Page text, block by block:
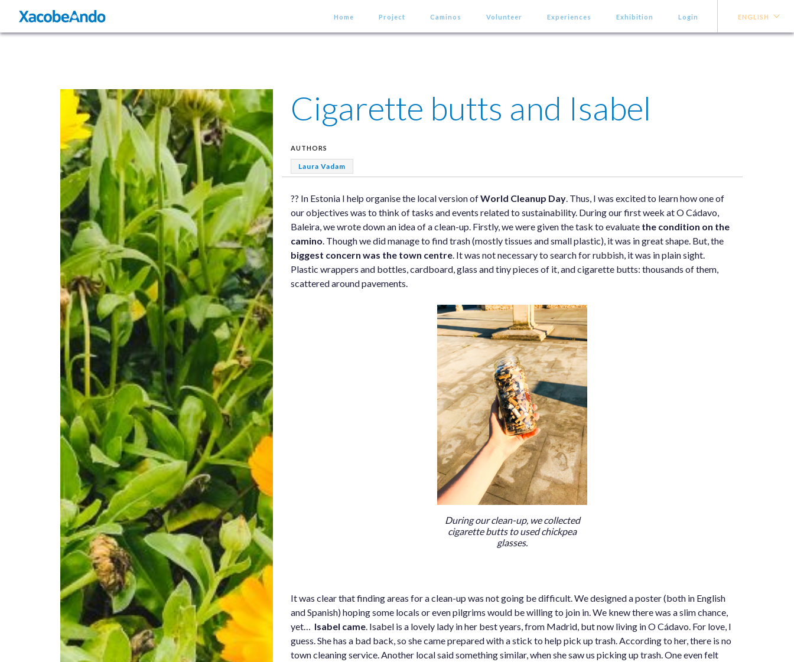
Home Project Caminos Volunteer Experiences Exhibition Login ENGLISH
Cigarette butts and Isabel
AUTHORS
Laura Vadam
?? In Estonia I help organise the local version ofWorld Cleanup Day. Thus, I was excited to learn how one of
our objectives was to think of tasks and events related to sustainability. During our first week at O Cádavo,
Baleira, we wrote down an idea of a clean-up. Firstly, we were given the task to evaluate the condition on the
camino. Though we did manage to find trash (mostly tissues and small plastic), it was in great shape. But, the
biggest concern was the town centre. It was not necessary to search for rubbish, it was in plain sight.
Plastic wrappers and bottles, cardboard, glass and tiny pieces of it, and cigarette butts: thousands of them,
scattered around pavements.
During our clean-up, we collected
cigarette butts to used chickpea
glasses.
It was clear that finding areas for a clean-up was not going be difficult. We designed a poster (both in English
and Spanish) hoping some locals or even pilgrims would be willing to join in. We knew there was a slim chance,
yet… Isabel came. Isabel is a lovely lady in her best years, from Madrid, but now living in O Cádavo. For love, I
guess. She has a bad back, so she came prepared with a stick to help pick up trash. According to her, there is no
town cleaning service. Another local said something similar, when she saw us picking up trash. One even felt